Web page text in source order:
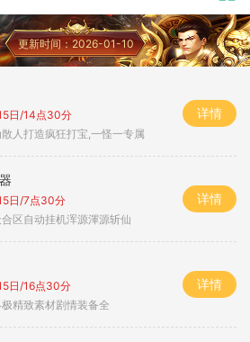
更新时间：2026-01-10
日/14点30分
人打造疯狂打宝,一怪一专属
详情
日/7点30分
合区自动挂机浑源渾源斩仙
详情
日/16点30分
极精致素材剧情装备全
详情